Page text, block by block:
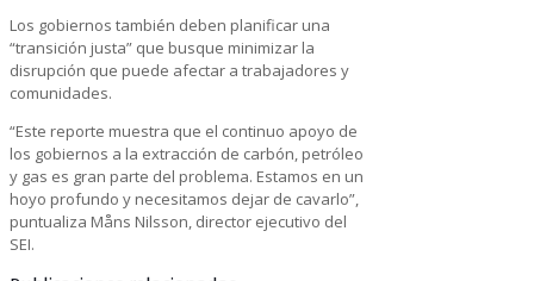
Los gobiernos también deben planificar una
“transición justa” que busque minimizar la
disrupción que puede afectar a trabajadores y
comunidades.
“Este reporte muestra que el continuo apoyo de
los gobiernos a la extracción de carbón, petróleo
y gas es gran parte del problema. Estamos en un
hoyo profundo y necesitamos dejar de cavarlo”,
puntualiza Måns Nilsson, director ejecutivo del
SEI.